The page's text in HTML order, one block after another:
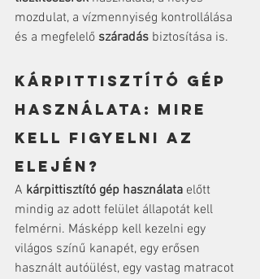
mozdulat, a vízmennyiség kontrollálása
és a megfelelő száradás biztosítása is.
Kárpittisztító gép
használata: mire
kell figyelni az
elején?
A kárpittisztító gép használata előtt
mindig az adott felület állapotát kell
felmérni. Másképp kell kezelni egy
világos színű kanapét, egy erősen
használt autóülést, egy vastag matracot